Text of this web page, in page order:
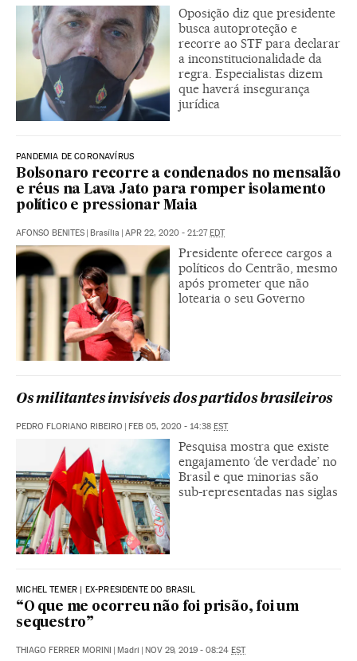
Oposição diz que presidente
busca autoproteção e
recorre ao STF para declarar
a inconstitucionalidade da
regra. Especialistas dizem
que haverá insegurança
jurídica
PANDEMIA DE CORONAVÍRUS
Bolsonaro recorre a condenados no mensalão
e réus na Lava Jato para romper isolamento
político e pressionar Maia
AFONSO BENITES | Brasília | APR 22, 2020 - 21:27EDT
Presidente oferece cargos a
políticos do Centrão, mesmo
após prometer que não
lotearia o seu Governo
Os militantes invisíveis dos partidos brasileiros
PEDRO FLORIANO RIBEIRO | FEB 05, 2020 - 14:38 EST
Pesquisa mostra que existe
engajamento ‘de verdade’ no
Brasil e que minorias são
sub-representadas nas siglas
MICHEL TEMER | EX-PRESIDENTE DO BRASIL
“O que me ocorreu não foi prisão, foi um
sequestro”
THIAGO FERRER MORINI | Madri | NOV 29, 2019 - 08:24 EST